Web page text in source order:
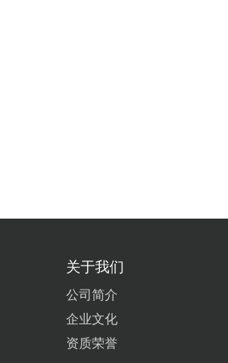
关于我们
公司简介
企业文化
资质荣誉